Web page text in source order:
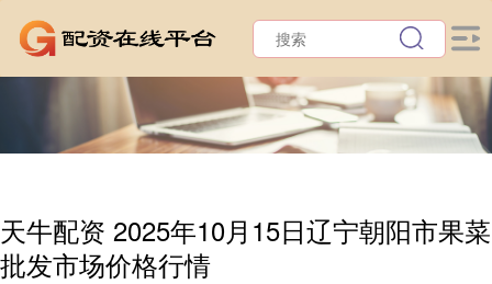
天牛配资 2025年10月15日辽宁朝阳市果菜
批发市场价格行情